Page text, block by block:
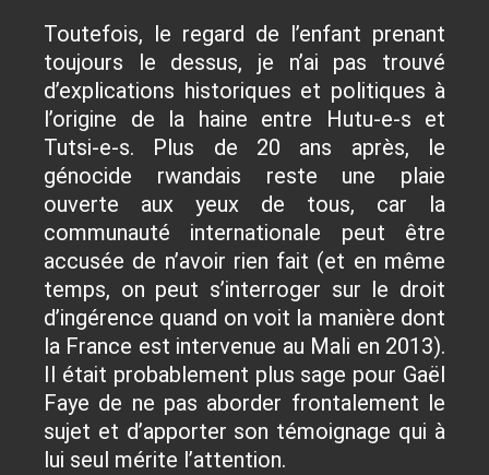
Toutefois, le regard de l’enfant prenant
toujours le dessus, je n’ai pas trouvé
d’explications historiques et politiques à
l’origine de la haine entre Hutu-e-s et
Tutsi-e-s. Plus de 20 ans après, le
génocide rwandais reste une plaie
ouverte aux yeux de tous, car la
communauté internationale peut être
accusée de n’avoir rien fait (et en même
temps, on peut s’interroger sur le droit
d’ingérence quand on voit la manière dont
la France est intervenue au Mali en 2013).
Il était probablement plus sage pour Gaël
Faye de ne pas aborder frontalement le
sujet et d’apporter son témoignage qui à
lui seul mérite l’attention.